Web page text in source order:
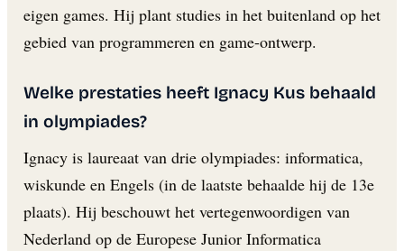
eigen games. Hij plant studies in het buitenland op het
gebied van programmeren en game-ontwerp.
Welke prestaties heeft Ignacy Kus behaald
in olympiades?
Ignacy is laureaat van drie olympiades: informatica,
wiskunde en Engels (in de laatste behaalde hij de 13e
plaats). Hij beschouwt het vertegenwoordigen van
Nederland op de Europese Junior Informatica